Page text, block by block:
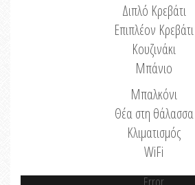
Διπλό Κρεβάτι
Επιπλέον Κρεβάτι
Κουζινάκι
Μπάνιο
Μπαλκόνι
Θέα στη θάλασσα
Κλιματισμός
WiFi